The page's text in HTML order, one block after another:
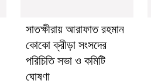
সাতক্ষীরায় আরাফাত রহমান
কোকো ক্রীড়া সংসদের
পরিচিতি সভা ও কমিটি
ঘোষণা